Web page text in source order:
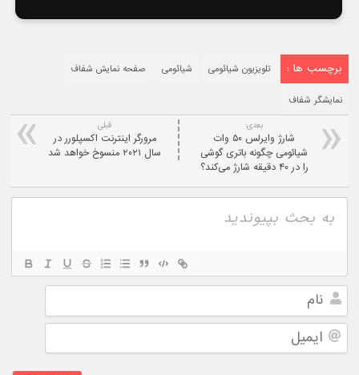
برچسب ها : تلویزیون شیائومی شیائومی صفحه نمایش شفاف
نمایشگر شفاف
قبلی
مرورگر اینترنت اکسپلورر در
سال ۲۰۲۱ منسوخ خواهد شد
بعدی:
شارژ وایرلس ۵۰ وات
شیائومی چگونه باتری گوشی
را در ۴۰ دقیقه شارژ می‌کند؟
نام
ایمیل